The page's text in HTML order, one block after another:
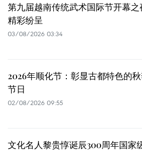
第九届越南传统武术国际节开幕之
精彩纷呈
03/08/2026 03:34
2026年顺化节：彰显古都特色的
节日
02/08/2026 09:55
文化名人黎贵惇诞辰300周年国家